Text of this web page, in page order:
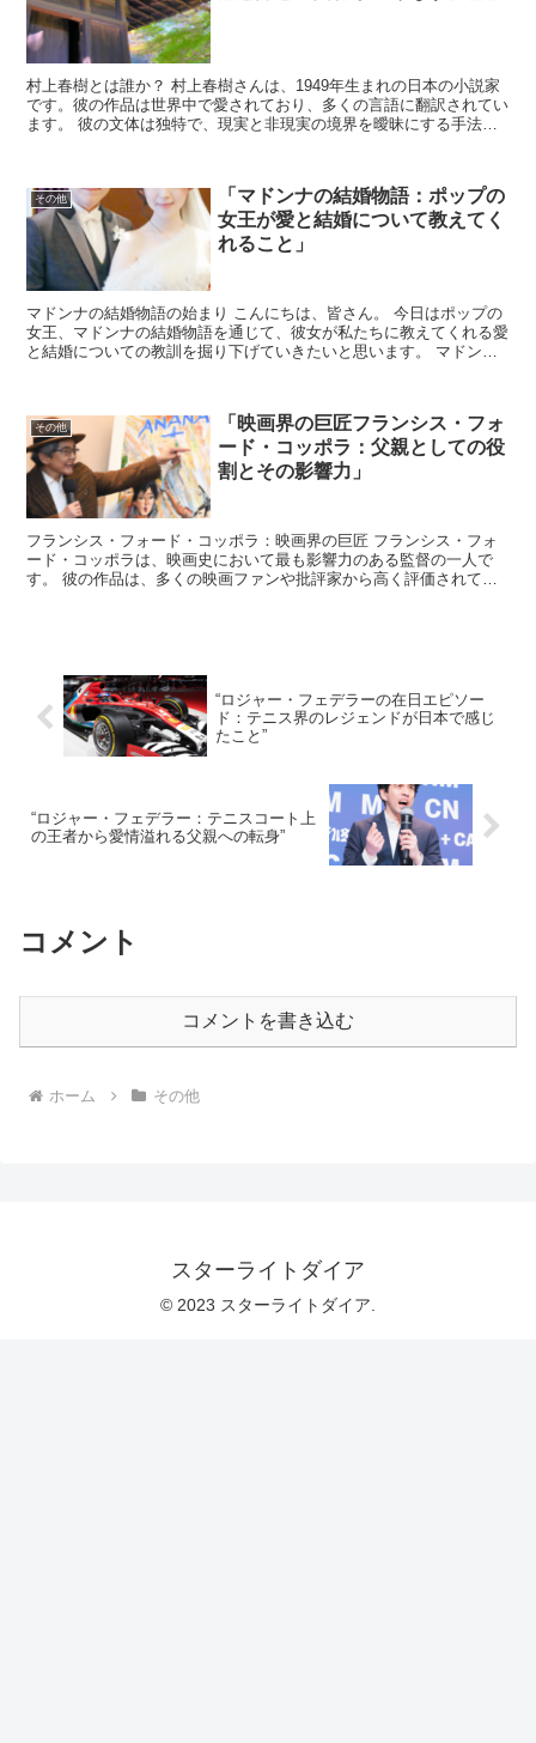
村上春樹とは誰か？ 村上春樹さんは、1949年生まれの日本の小説家
です。彼の作品は世界中で愛されており、多くの言語に翻訳されてい
ます。 彼の文体は独特で、現実と非現実の境界を曖昧にする手法を
その他
「マドンナの結婚物語：ポップの
女王が愛と結婚について教えてく
れること」
マドンナの結婚物語の始まり こんにちは、皆さん。 今日はポップの
女王、マドンナの結婚物語を通じて、彼女が私たちに教えてくれる愛
と結婚についての教訓を掘り下げていきたいと思います。 マドンナ
その他
「映画界の巨匠フランシス・フォ
ード・コッポラ：父親としての役
割とその影響力」
フランシス・フォード・コッポラ：映画界の巨匠 フランシス・フォ
ード・コッポラは、映画史において最も影響力のある監督の一人で
す。 彼の作品は、多くの映画ファンや批評家から高く評価されてい
“ロジャー・フェデラーの在日エピソー
ド：テニス界のレジェンドが日本で感じ
たこと”
“ロジャー・フェデラー：テニスコート上
の王者から愛情溢れる父親への転身”
コメント
コメントを書き込む
ホーム その他
スターライトダイア
© 2023 スターライトダイア.